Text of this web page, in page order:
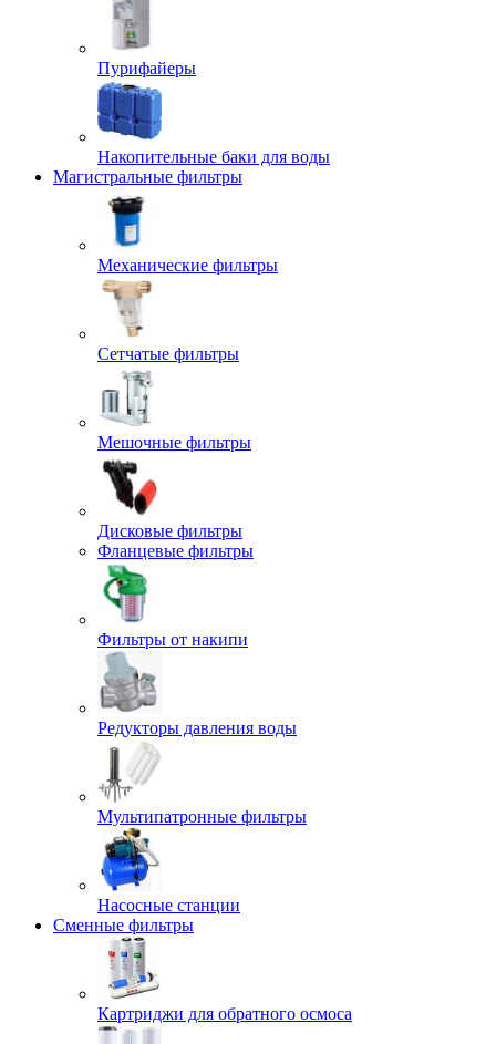
Пурифайеры
Накопительные баки для воды
Магистральные фильтры
Механические фильтры
Сетчатые фильтры
Мешочные фильтры
Дисковые фильтры
Фланцевые фильтры
Фильтры от накипи
Редукторы давления воды
Мультипатронные фильтры
Насосные станции
Сменные фильтры
Картриджи для обратного осмоса